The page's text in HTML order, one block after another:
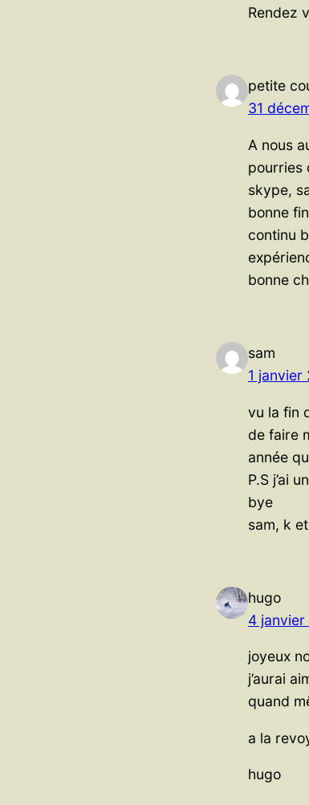
Rendez
petite
31
A nous
pourries
skype,
bonne
continu
bonne
sam
1 janvier
vu la fin
de faire
année
P.S j’ai
bye
sam, k
hugo
4 janvier
joyeux
j’aurai
quand
a la
hugo